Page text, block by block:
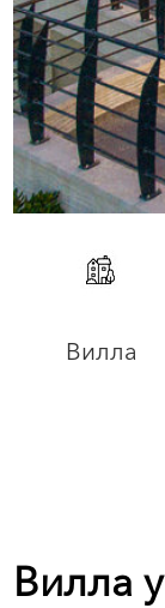
Вилла
Вилла